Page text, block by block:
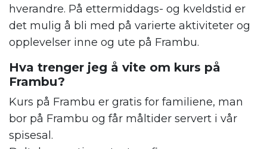
hverandre. På ettermiddags- og kveldstid er
det mulig å bli med på varierte aktiviteter og
opplevelser inne og ute på Frambu.
Hva trenger jeg å vite om kurs på
Frambu?
Kurs på Frambu er gratis for familiene, man
bor på Frambu og får måltider servert i vår
spisesal.